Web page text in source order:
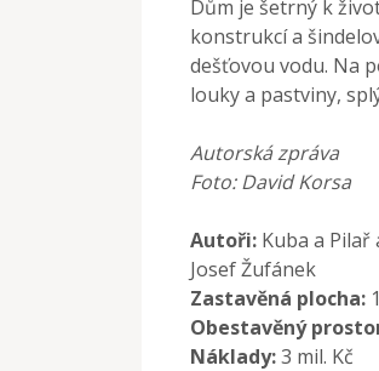
Dům je šetrný k
konstrukcí a
dešťovou vodu. Na
louky a pastviny,
Autorská zpráva
Foto: David Korsa
Autoři: Kuba a Pilař
Josef Žufánek
Zastavěná plocha:
Obestavěný
Náklady:3 mil. Kč